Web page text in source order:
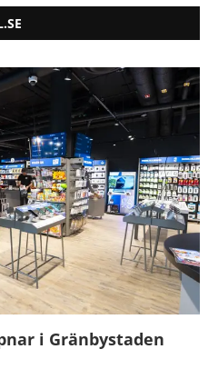
i Gränbystaden